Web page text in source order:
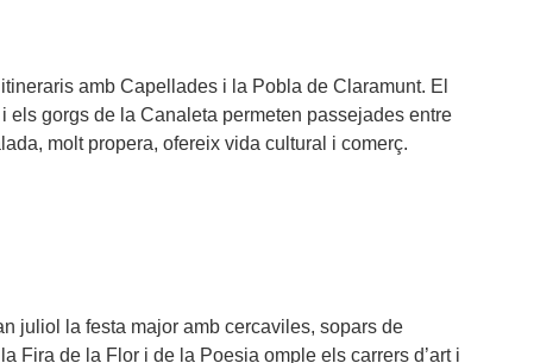
amb Capellades i la Pobla de Claramunt. El
els gorgs de la Canaleta permeten passejades entre
molt propera, ofereix vida cultural i comerç.
juliol la festa major amb cercaviles, sopars de
Fira de la Flor i de la Poesia omple els carrers d’art i